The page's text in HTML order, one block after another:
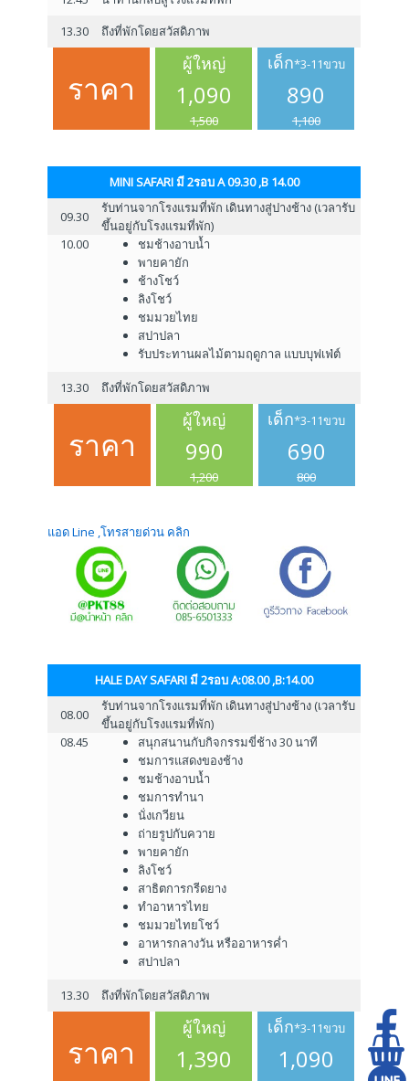
13.30
ถึงที่พักโดยสวัสดิภาพ
ราคา
ผู้ใหญ่ เด็ก*3-11ขวบ
1,090 890
1,500 1,100
MINI SAFARI มี 2รอบ A 09.30 ,B 14.00
09.30
รับท่านจากโรงแรมที่พัก เดินทางสู่ปางช้าง (เวลารับ
ขึ้นอยู่กับโรงแรมที่พัก)
10.00
ชมช้างอาบน้ำ
พายคายัก
ช้างโชว์
ลิงโชว์
ชมมวยไทย
สปาปลา
รับประทานผลไม้ตามฤดูกาล แบบบุฟเฟ่ต์
13.30 ถึงที่พักโดยสวัสดิภาพ
ราคา
ผู้ใหญ่ เด็ก*3-11ขวบ
990 690
1,200 800
แอด Line ,โทรสายด่วน คลิก
HALE DAY SAFARI มี 2รอบ A:08.00 ,B:14.00
08.00
รับท่านจากโรงแรมที่พัก เดินทางสู่ปางช้าง (เวลารับ
ขึ้นอยู่กับโรงแรมที่พัก)
08.45
สนุกสนานกับกิจกรรมขี่ช้าง 30 นาที
ชมการแสดงของช้าง
ชมช้างอาบน้ำ
ชมการทำนา
นั่งเกวียน
ถ่ายรูปกับควาย
พายคายัก
ลิงโชว์
สาธิตการกรีดยาง
ทำอาหารไทย
ชมมวยไทยโชว์
อาหารกลางวัน หรืออาหารค่ำ
สปาปลา
13.30 ถึงที่พักโดยสวัสดิภาพ
ราคา
ผู้ใหญ่ เด็ก*3-11ขวบ
1,390 1,090